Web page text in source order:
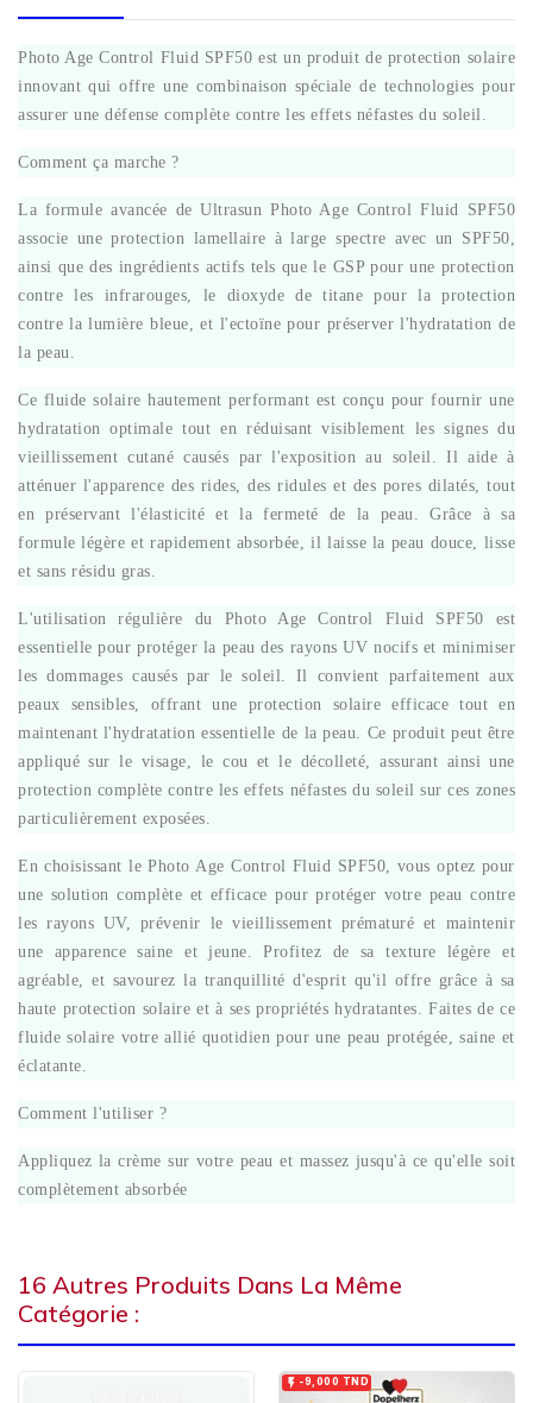
Photo Age Control Fluid SPF50 est un produit de protection solaire
innovant qui offre une combinaison spéciale de technologies pour
assurer une défense complète contre les effets néfastes du soleil.
Comment ça marche ?
La formule avancée de Ultrasun Photo Age Control Fluid SPF50
associe une protection lamellaire à large spectre avec un SPF50,
ainsi que des ingrédients actifs tels que le GSP pour une protection
contre les infrarouges, le dioxyde de titane pour la protection
contre la lumière bleue, et l'ectoïne pour préserver l'hydratation de
la peau.
Ce fluide solaire hautement performant est conçu pour fournir une
hydratation optimale tout en réduisant visiblement les signes du
vieillissement cutané causés par l'exposition au soleil. Il aide à
atténuer l'apparence des rides, des ridules et des pores dilatés, tout
en préservant l'élasticité et la fermeté de la peau. Grâce à sa
formule légère et rapidement absorbée, il laisse la peau douce, lisse
et sans résidu gras.
L'utilisation régulière du Photo Age Control Fluid SPF50 est
essentielle pour protéger la peau des rayons UV nocifs et minimiser
les dommages causés par le soleil. Il convient parfaitement aux
peaux sensibles, offrant une protection solaire efficace tout en
maintenant l'hydratation essentielle de la peau. Ce produit peut être
appliqué sur le visage, le cou et le décolleté, assurant ainsi une
protection complète contre les effets néfastes du soleil sur ces zones
particulièrement exposées.
En choisissant le Photo Age Control Fluid SPF50, vous optez pour
une solution complète et efficace pour protéger votre peau contre
les rayons UV, prévenir le vieillissement prématuré et maintenir
une apparence saine et jeune. Profitez de sa texture légère et
agréable, et savourez la tranquillité d'esprit qu'il offre grâce à sa
haute protection solaire et à ses propriétés hydratantes. Faites de ce
fluide solaire votre allié quotidien pour une peau protégée, saine et
éclatante.
Comment l'utiliser ?
Appliquez la crème sur votre peau et massez jusqu'à ce qu'elle soit
complètement absorbée
16 Autres Produits Dans La Même
Catégorie :
 -9,000 TND